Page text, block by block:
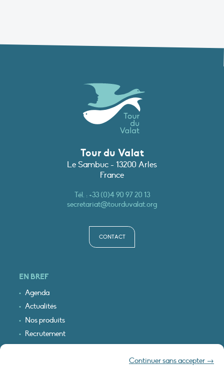
Continuer sans accepter →
Tour du Valat
Le Sambuc - 13200 Arles
France
Tél. :+33 (0)4 90 97 20 13
secretariat@tourduvalat.org
CONTACT
EN BREF
Agenda
Actualités
Nos produits
Recrutement